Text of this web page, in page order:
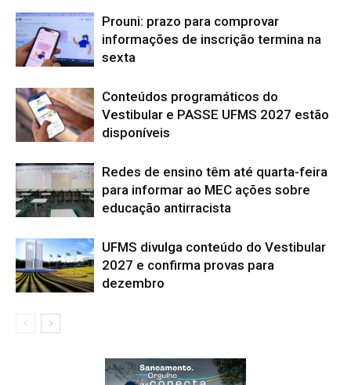
Prouni: prazo para comprovar
informações de inscrição termina na
sexta
Conteúdos programáticos do
Vestibular e PASSE UFMS 2027 estão
disponíveis
Redes de ensino têm até quarta-feira
para informar ao MEC ações sobre
educação antirracista
UFMS divulga conteúdo do Vestibular
2027 e confirma provas para
dezembro